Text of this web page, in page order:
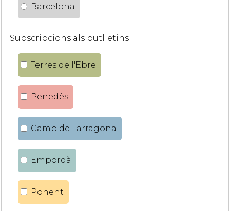
Barcelona
Subscripcions als butlletins
Terres de l'Ebre
Penedès
Camp de Tarragona
Empordà
Ponent